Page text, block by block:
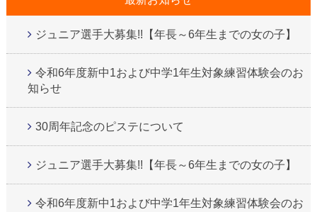
ジュニア選手大募集!!【年長～6年生までの女の子】
令和6年度新中1および中学1年生対象練習体験会のお
知らせ
30周年記念のピステについて
ジュニア選手大募集!!【年長～6年生までの女の子】
令和6年度新中1および中学1年生対象練習体験会のお